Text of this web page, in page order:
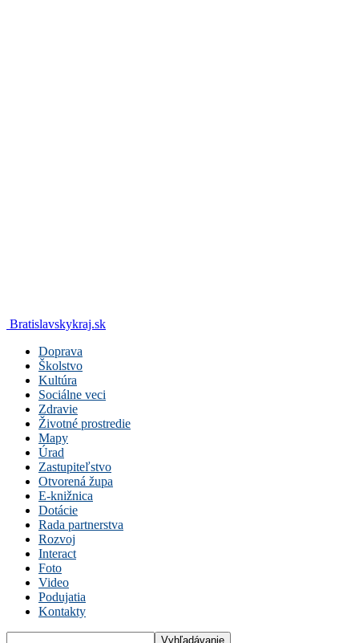
Bratislavskykraj.sk
Doprava
Školstvo
Kultúra
Sociálne veci
Zdravie
Životné prostredie
Mapy
Úrad
Zastupiteľstvo
Otvorená župa
E-knižnica
Dotácie
Rada partnerstva
Rozvoj
Interact
Foto
Video
Podujatia
Kontakty